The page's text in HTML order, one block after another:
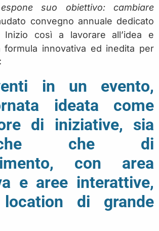
suo obiettivo: cambiare
convegno annuale dedicato
Inizio così a lavorare all’idea e
formula innovativa ed inedita per
in un evento,
ideata come
di iniziative, sia
che di
con area
e aree interattive,
di grande